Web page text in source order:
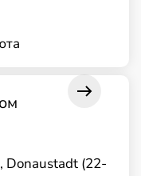
Donaustadt (22-